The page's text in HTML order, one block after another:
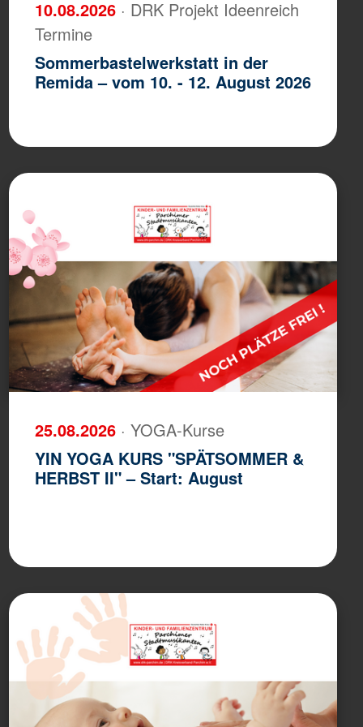
10.08.2026 · DRK Projekt Ideenreich
Termine
Sommerbastelwerkstatt in der
Remida – vom 10. - 12. August 2026
25.08.2026 · YOGA-Kurse
YIN YOGA KURS "SPÄTSOMMER &
HERBST II" – Start: August